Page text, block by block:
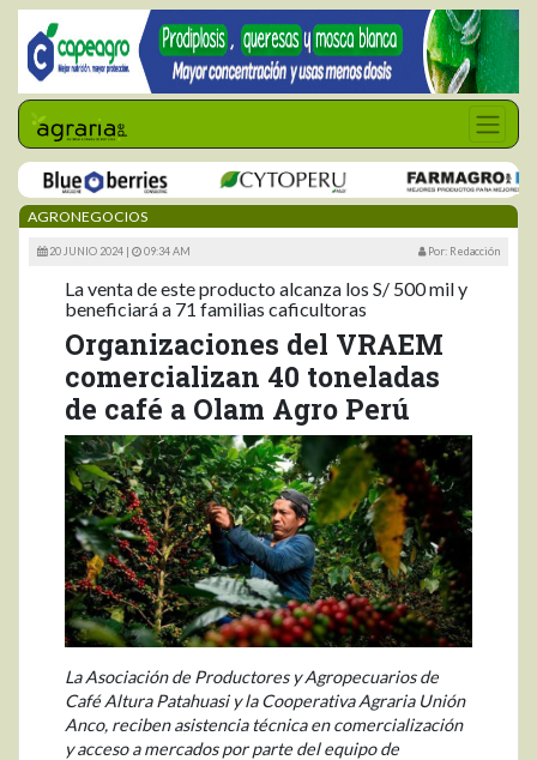
AGRONEGOCIOS
20 JUNIO 2024 | 09:34 AM Por: Redacción
La venta de este producto alcanza los S/ 500 mil y
beneficiará a 71 familias caficultoras
Organizaciones del VRAEM
comercializan 40 toneladas
de café a Olam Agro Perú
La Asociación de Productores y Agropecuarios de
Café Altura Patahuasi y la Cooperativa Agraria Unión
Anco, reciben asistencia técnica en comercialización
y acceso a mercados por parte del equipo de